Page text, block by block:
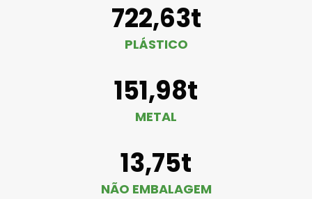
722,63t
PLÁSTICO
151,98t
METAL
13,75t
NÃO EMBALAGEM